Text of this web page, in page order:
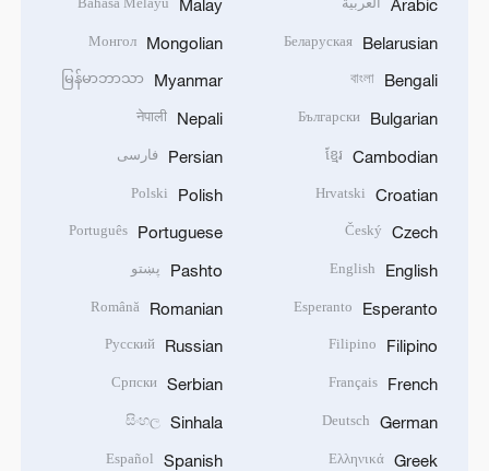
Arabic
Belarusian
Беларуская
Bengali
বাংলা
Bulgarian
Български
Cambodian
ខ្មែរ
Croatian
Hrvatski
Czech
Český
English
English
Esperanto
Esperanto
Filipino
Filipino
French
Français
German
Deutsch
Greek
Ελληνικά
Malay
Mongolian
Монгол
Myanmar
မြန်မာဘာသာ
Nepali
नेपाली
Persian فارسی
Polish
Polski
Portuguese
Português
Pashto پښتو
Romanian
Română
Russian
Русский
Serbian
Српски
Sinhala
සිංහල
Spanish
Español